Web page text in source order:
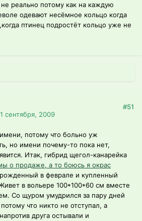
реально потому как на каждую
одевают несёмное кольцо когда
птинец подростёт кольцо уже не
1 сентября, 2009
#51
имени, потому что больно уж
но имени почему-то пока нет,
Итак, гибрид щегол-канарейка
о продаже, а то боюсь я окрас
в феврале и купленный
в вольере 100*100*60 см вместе
Со щуром умудрился за пару дней
что никто не отступал, а
друга остывали и